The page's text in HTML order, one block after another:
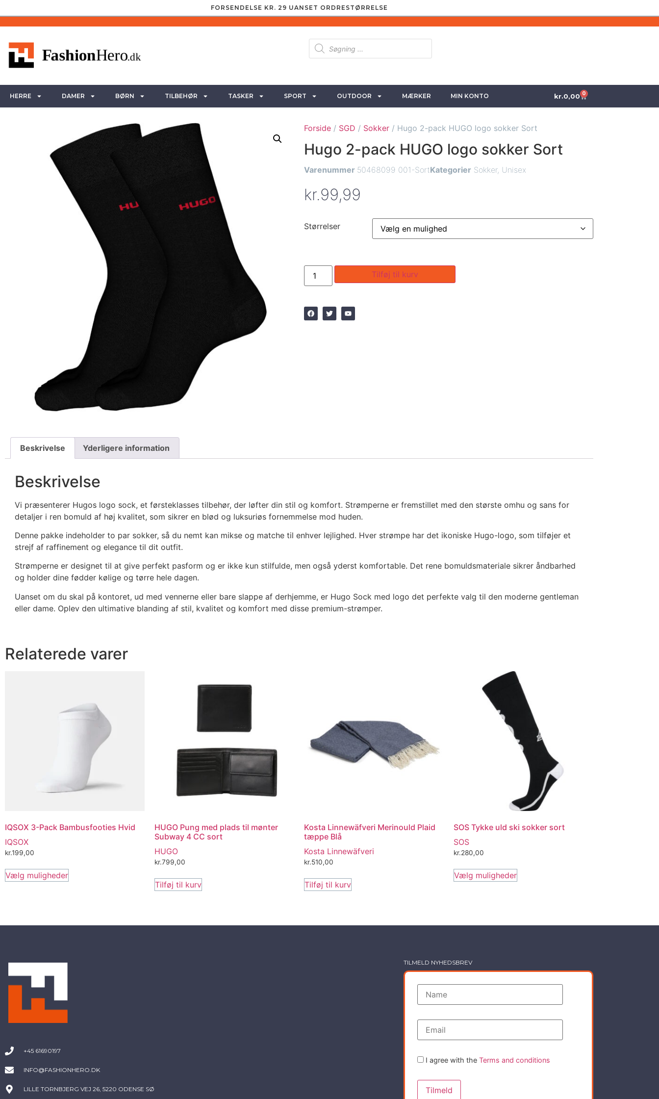
FORSENDELSE KR. 29 UANSET ORDRESTØRRELSE
HERRE DAMER BØRN TILBEHØR TASKER SPORT OUTDOOR MÆRKER MIN KONTO kr.0,00 0
Forside / SGD / Sokker / Hugo 2-pack HUGO logo sokker Sort
Hugo 2-pack HUGO logo sokker Sort
Varenummer 50468099 001-SortKategorier Sokker, Unisex
kr.99,99
Størrelser
Tilføj til kurv
Beskrivelse Yderligere information
Beskrivelse
Vi præsenterer Hugos logo sock, et førsteklasses tilbehør, der løfter din stil og komfort. Strømperne er fremstillet med den største omhu og sans for
detaljer i ren bomuld af høj kvalitet, som sikrer en blød og luksuriøs fornemmelse mod huden.
Denne pakke indeholder to par sokker, så du nemt kan mikse og matche til enhver lejlighed. Hver strømpe har det ikoniske Hugo-logo, som tilføjer et
strejf af raffinement og elegance til dit outfit.
Strømperne er designet til at give perfekt pasform og er ikke kun stilfulde, men også yderst komfortable. Det rene bomuldsmateriale sikrer åndbarhed
og holder dine fødder kølige og tørre hele dagen.
Uanset om du skal på kontoret, ud med vennerne eller bare slappe af derhjemme, er Hugo Sock med logo det perfekte valg til den moderne gentleman
eller dame. Oplev den ultimative blanding af stil, kvalitet og komfort med disse premium-strømper.
Relaterede varer
IQSOX 3-Pack Bambusfooties Hvid
IQSOX
kr.199,00
Vælg muligheder
HUGO Pung med plads til mønter
Subway 4 CC sort
HUGO
kr.799,00
Tilføj til kurv
Kosta Linnewäfveri Merinould Plaid
tæppe Blå
Kosta Linnewäfveri
kr.510,00
Tilføj til kurv
SOS Tykke uld ski sokker sort
SOS
kr.280,00
Vælg muligheder
+45 61690197
INFO@FASHIONHERO.DK
LILLE TORNBJERG VEJ 26, 5220 ODENSE SØ
TILMELD NYHEDSBREV
I agree with theTerms and conditions